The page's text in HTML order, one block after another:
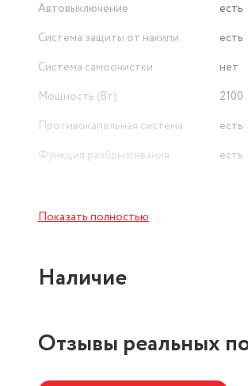
Автовыключение
есть
Система защиты от накипи
есть
Система самоочистки
нет
Мощность (Вт)
2100
Противокапельная система
есть
Функция разбрызгивания
есть
Показать полностью
Наличие
Отзывы реальных